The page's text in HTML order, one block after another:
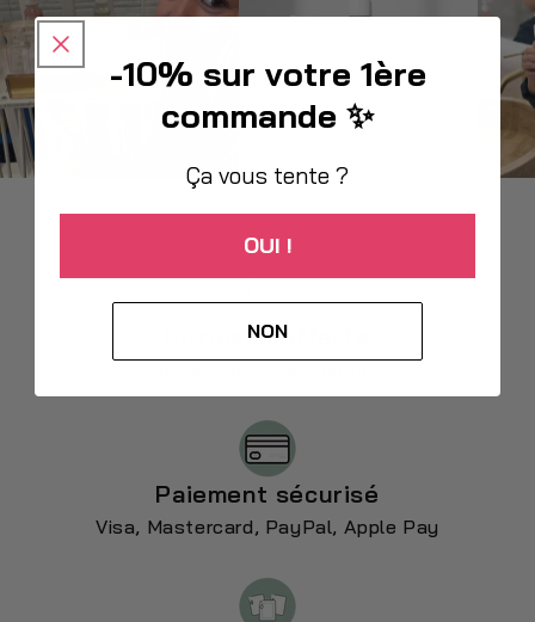
Livraison offerte
Paiement sécurisé
Visa, Mastercard, PayPal, Apple Pay
-10% sur votre 1ère
commande ✨
Ça vous tente ?
OUI !
NON